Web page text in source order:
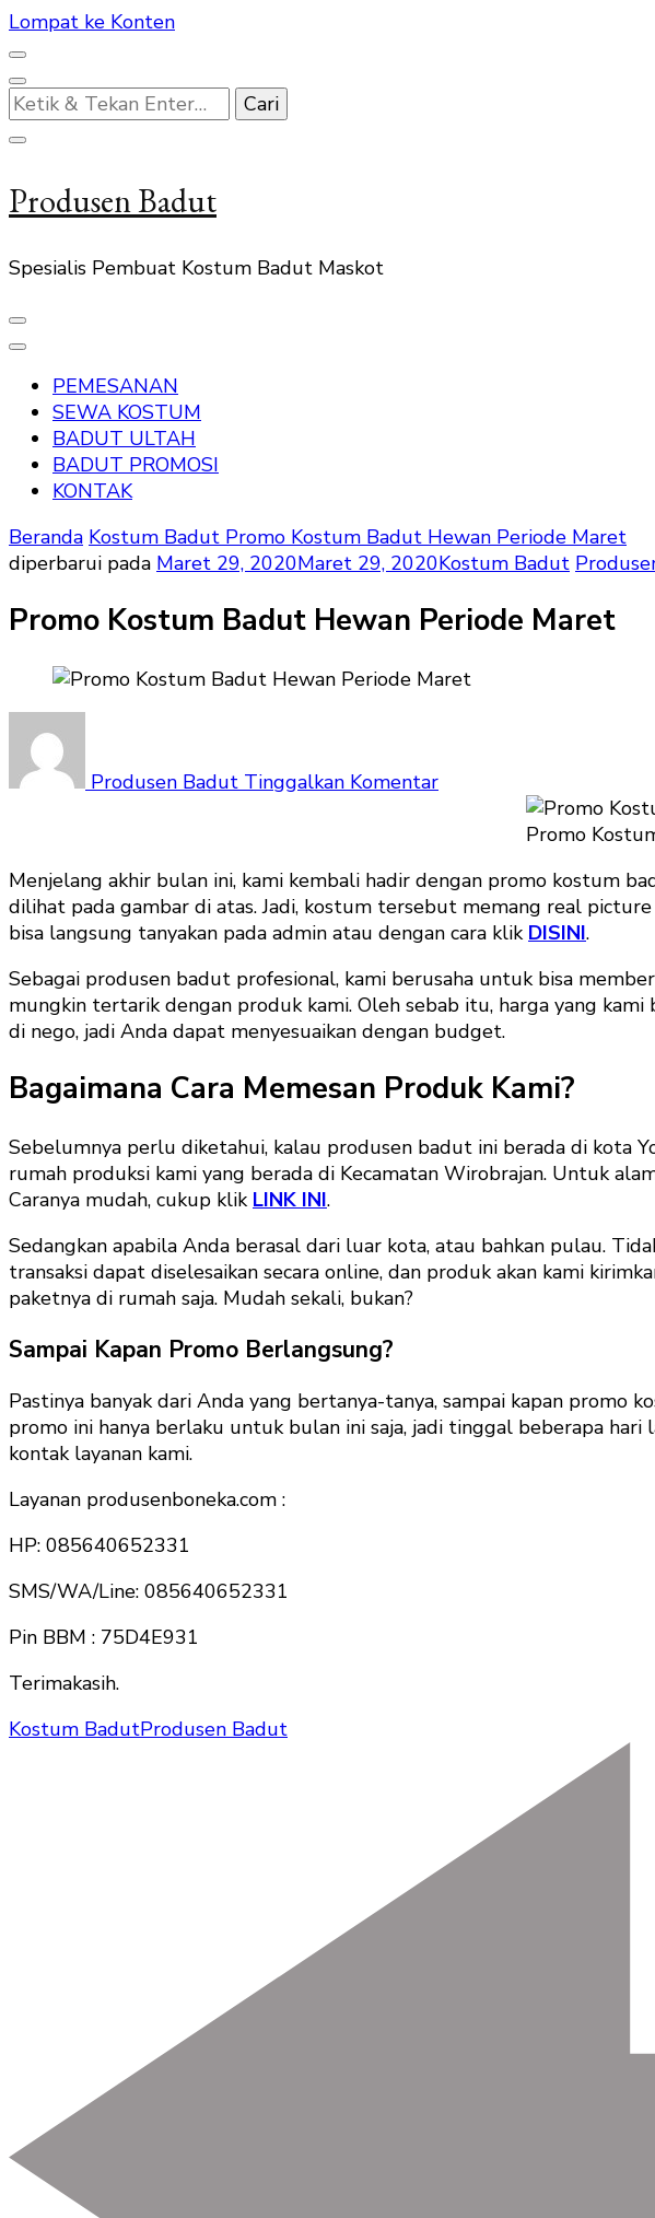
Lompat ke Konten
Mencari
Sesuatu?
Produsen Badut
Spesialis Pembuat Kostum Badut Maskot
PEMESANAN
SEWA KOSTUM
BADUT ULTAH
BADUT PROMOSI
KONTAK
Beranda Kostum Badut Promo Kostum Badut Hewan Periode Maret
diperbarui pada Maret 29, 2020Maret 29, 2020Kostum Badut
Promo Kostum Badut Hewan Periode Maret
Produsen Badut Tinggalkan KomentarKostum
Maret
Promo
Menjelang akhir bulan ini, kami kembali hadir dengan promo kostum
dilihat pada gambar di atas. Jadi, kostum tersebut memang real
bisa langsung tanyakan pada admin atau dengan cara klik DISINI.
Sebagai produsen badut profesional, kami berusaha untuk bisa
mungkin tertarik dengan produk kami. Oleh sebab itu, harga yang
di nego, jadi Anda dapat menyesuaikan dengan budget.
Bagaimana Cara Memesan Produk Kami?
Sebelumnya perlu diketahui, kalau produsen badut ini berada di kota
rumah produksi kami yang berada di Kecamatan Wirobrajan. Untuk
Caranya mudah, cukup klik LINK INI.
Sedangkan apabila Anda berasal dari luar kota, atau bahkan pulau.
transaksi dapat diselesaikan secara online, dan produk akan kami
paketnya di rumah saja. Mudah sekali, bukan?
Sampai Kapan Promo Berlangsung?
Pastinya banyak dari Anda yang bertanya-tanya, sampai kapan
promo ini hanya berlaku untuk bulan ini saja, jadi tinggal beberapa
kontak layanan kami.
Layanan produsenboneka.com :
HP: 085640652331
SMS/WA/Line: 085640652331
Pin BBM : 75D4E931
Terimakasih.
Kostum BadutProdusen Badut